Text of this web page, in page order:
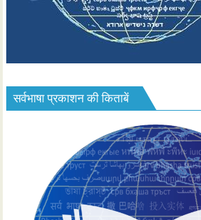
सर्वभाषा प्रकाशन की किताबें